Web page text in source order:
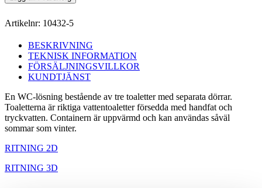
fot
mängd
Artikelnr: 10432-5
BESKRIVNING
TEKNISK INFORMATION
FÖRSÄLJNINGSVILLKOR
KUNDTJÄNST
En WC-lösning bestående av tre toaletter med separata dörrar.
Toaletterna är riktiga vattentoaletter försedda med handfat och
tryckvatten. Containern är uppvärmd och kan användas såväl
sommar som vinter.
RITNING 2D
RITNING 3D